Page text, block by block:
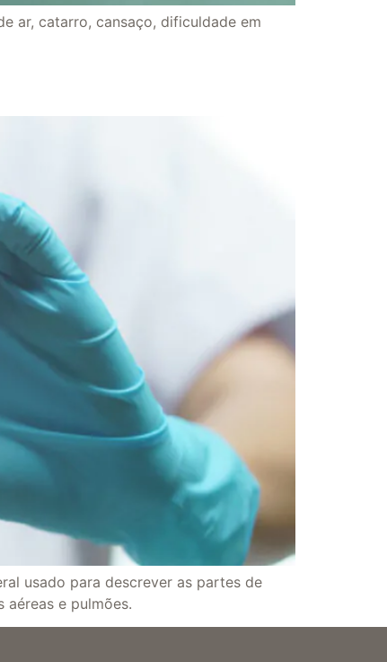
ar, catarro, cansaço, dificuldade em
usado para descrever as partes de
aéreas e pulmões.